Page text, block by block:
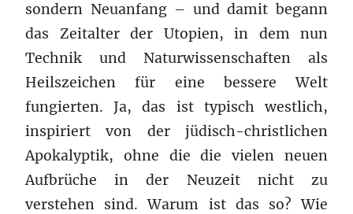
sondern Neuanfang – und damit begann
das Zeitalter der Utopien, in dem nun
Technik und Naturwissenschaften als
Heilszeichen für eine bessere Welt
fungierten. Ja, das ist typisch westlich,
inspiriert von der jüdisch-christlichen
Apokalyptik, ohne die die vielen neuen
Aufbrüche in der Neuzeit nicht zu
verstehen sind. Warum ist das so? Wie